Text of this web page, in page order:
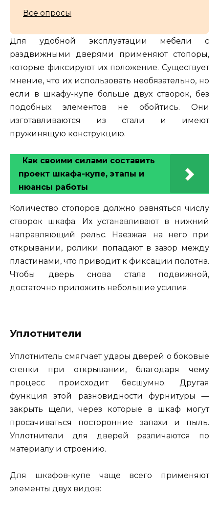
Все опросы
Для удобной эксплуатации мебели с
раздвижными дверями применяют стопоры,
которые фиксируют их положение. Существует
мнение, что их использовать необязательно, но
если в шкафу-купе больше двух створок, без
подобных элементов не обойтись. Они
изготавливаются из стали и имеют
пружинящую конструкцию.
Как своими силами составить
проект шкафа-купе, этапы и
нюансы работы
Количество стопоров должно равняться числу
створок шкафа. Их устанавливают в нижний
направляющий рельс. Наезжая на него при
открывании, ролики попадают в зазор между
пластинами, что приводит к фиксации полотна.
Чтобы дверь снова стала подвижной,
достаточно приложить небольшие усилия.
Уплотнители
Уплотнитель смягчает удары дверей о боковые
стенки при открывании, благодаря чему
процесс происходит бесшумно. Другая
функция этой разновидности фурнитуры —
закрыть щели, через которые в шкаф могут
просачиваться посторонние запахи и пыль.
Уплотнители для дверей различаются по
материалу и строению.
Для шкафов-купе чаще всего применяют
элементы двух видов: